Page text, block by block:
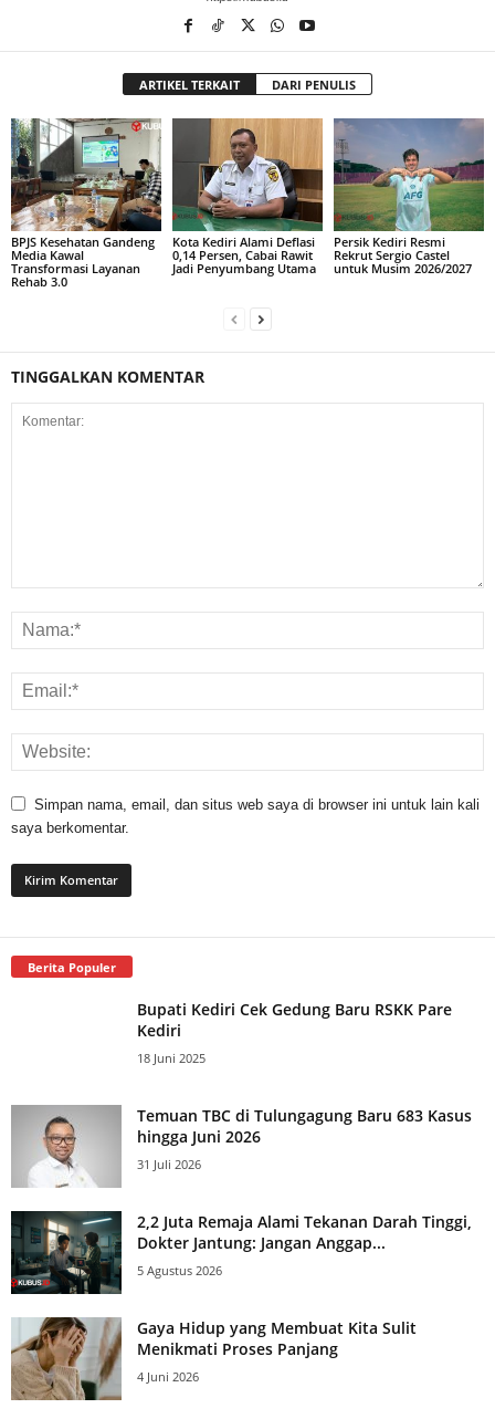
ARTIKEL TERKAIT DARI PENULIS
BPJS Kesehatan Gandeng
Media Kawal
Transformasi Layanan
Rehab 3.0
Kota Kediri Alami Deflasi
0,14 Persen, Cabai Rawit
Jadi Penyumbang Utama
Persik Kediri Resmi
Rekrut Sergio Castel
untuk Musim 2026/2027
TINGGALKAN KOMENTAR
Simpan nama, email, dan situs web saya di browser ini untuk lain kali
saya berkomentar.
Berita Populer
Bupati Kediri Cek Gedung Baru RSKK Pare
Kediri
18 Juni 2025
Temuan TBC di Tulungagung Baru 683 Kasus
hingga Juni 2026
31 Juli 2026
2,2 Juta Remaja Alami Tekanan Darah Tinggi,
Dokter Jantung: Jangan Anggap...
5 Agustus 2026
Gaya Hidup yang Membuat Kita Sulit
Menikmati Proses Panjang
4 Juni 2026